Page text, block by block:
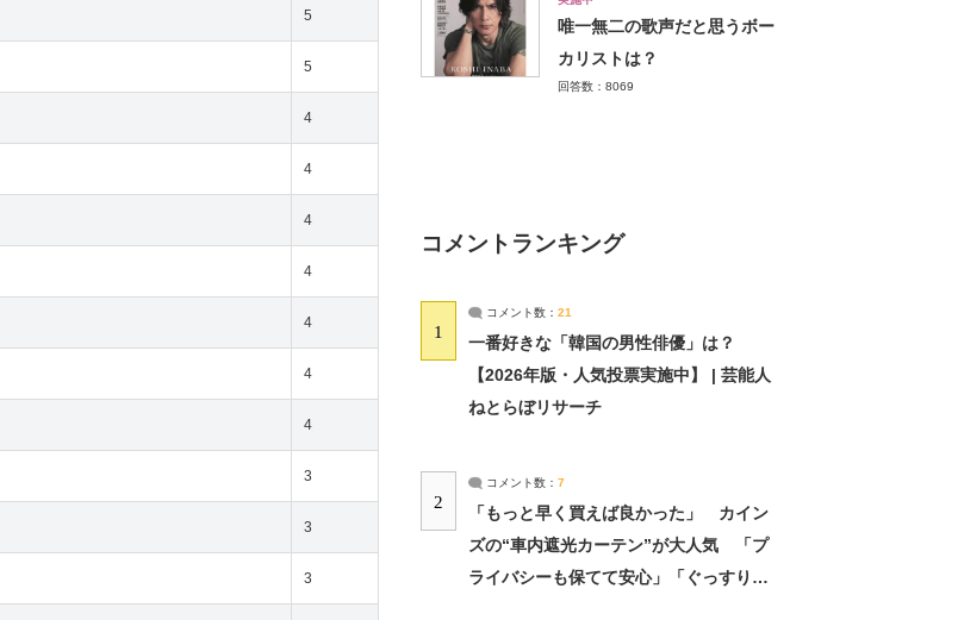
5
5
4
4
4
4
4
4
4
3
3
3
唯一無二の歌声だと思うボー
カリストは？
回答数：8069
コメントランキング
1
コメント数： 21
一番好きな「韓国の男性俳優」は？
【2026年版・人気投票実施中】 | 芸能人
ねとらぼリサーチ
2
コメント数： 7
「もっと早く買えば良かった」 カイン
ズの“車内遮光カーテン”が大人気 「プ
ライバシーも保てて安心」「ぐっすり眠